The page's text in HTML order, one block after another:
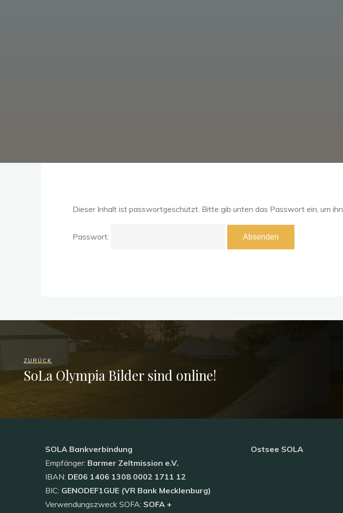
Dieser Inhalt ist passwortgeschützt. Bitte gib unten das Passwort ein, um
Passwort:
ZURÜCK
SoLa Olympia Bilder sind online!
SOLA Bankverbindung
Empfänger: Barmer Zeltmission e.V.
IBAN: DE06 1406 1308 0002 1711 12
BIC: GENODEF1GUE (VR Bank Mecklenburg)
Verwendungszweck SOFA: SOFA +
Ostsee SOLA